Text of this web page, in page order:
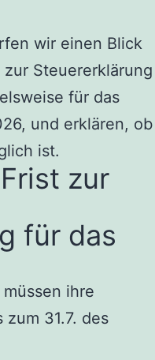
wir einen Blick
Steuererklärung
für das
und erklären, ob
ist.
zur
für das
ihre
31.7. des